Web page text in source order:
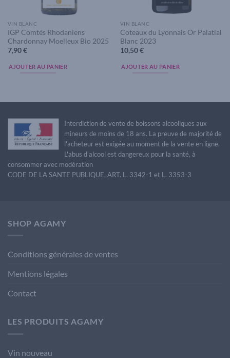
VIN BLANC
IGP Comtés Rhodaniens
Chardonnay Moelleux Bio 2025
7,90€
AJOUTER AU PANIER
VIN BLANC
Coteaux du Lyonnais Or Palatial
Blanc 2023
10,50€
AJOUTER AU PANIER
Interdiction de vente de boissons alcooliques aux
mineurs de moins de 18 ans. La preuve de majorité de
l'acheteur est exigée au moment de la vente en ligne.
L'abus d'alcool est dangereux pour la santé, à
consommer avec modération
CODE DE LA SANTE PUBLIQUE, ART. L. 3342-1 et L. 3353-3
SHOP AGAMY
Conditions générales de ventes
Mentions légales
Contact
LES PRODUITS AGAMY
Vin nouveau